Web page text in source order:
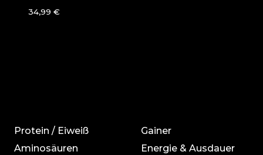
34,99 €
Protein / Eiweiß
Aminosäuren
Gainer
Energie & Ausdauer